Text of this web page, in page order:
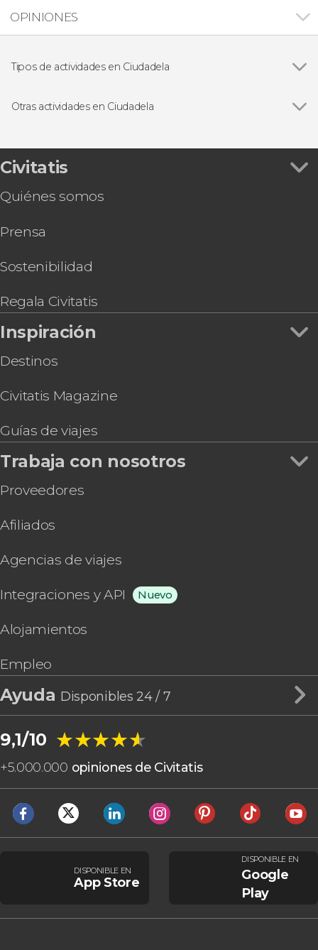
OPINIONES
Tipos de actividades en Ciudadela
Otras actividades en Ciudadela
Observación de estrellas en Ciudadela
Entrada a Binissuès con demostración de
Entrada a Aquarock
Snorkel en Cala en Brut
Senderismo nocturno por las playas de La Vall
Civitatis
Quiénes somos
Prensa
Sostenibilidad
Regala Civitatis
Inspiración
Destinos
Civitatis Magazine
Guías de viajes
Trabaja con nosotros
Proveedores
Afiliados
Agencias de viajes
Integraciones y API Nuevo
Alojamientos
Empleo
Ayuda Disponibles 24 / 7
9,1/10 ★★★★★
★★★★★
+5.000.000 opiniones de Civitatis
DISPONIBLE EN
App Store
DISPONIBLE EN
Google
Play